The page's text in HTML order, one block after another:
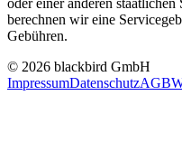
oder einer anderen
berechnen wir eine
Gebühren.
© 2026 blackbird GmbH
ImpressumDatenschutzAGB